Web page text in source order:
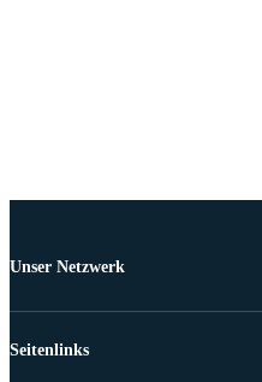
Unser Netzwerk
Seitenlinks